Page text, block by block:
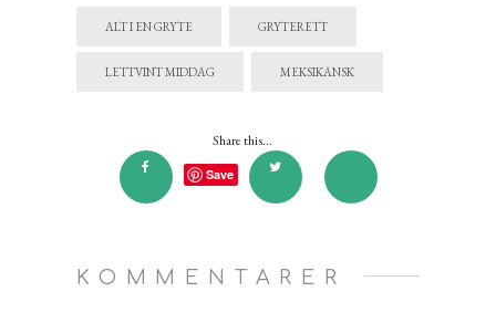
ALT I EN GRYTE GRYTERETT
LETTVINT MIDDAG MEKSIKANSK
Share this...
Save
KOMMENTARER